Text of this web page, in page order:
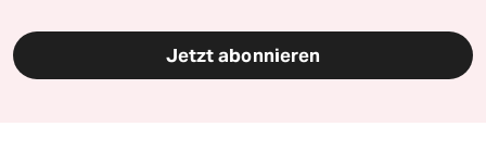
Jetzt abonnieren